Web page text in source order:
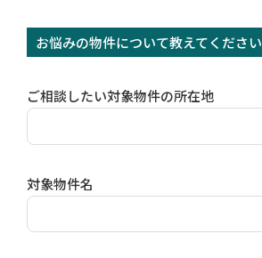
お悩みの物件について教えてください
ご相談したい対象物件の所在地
対象物件名